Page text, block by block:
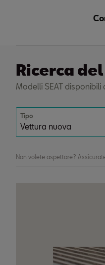
Ricerca
Modelli SEAT
Tipo
Non volete aspettare?